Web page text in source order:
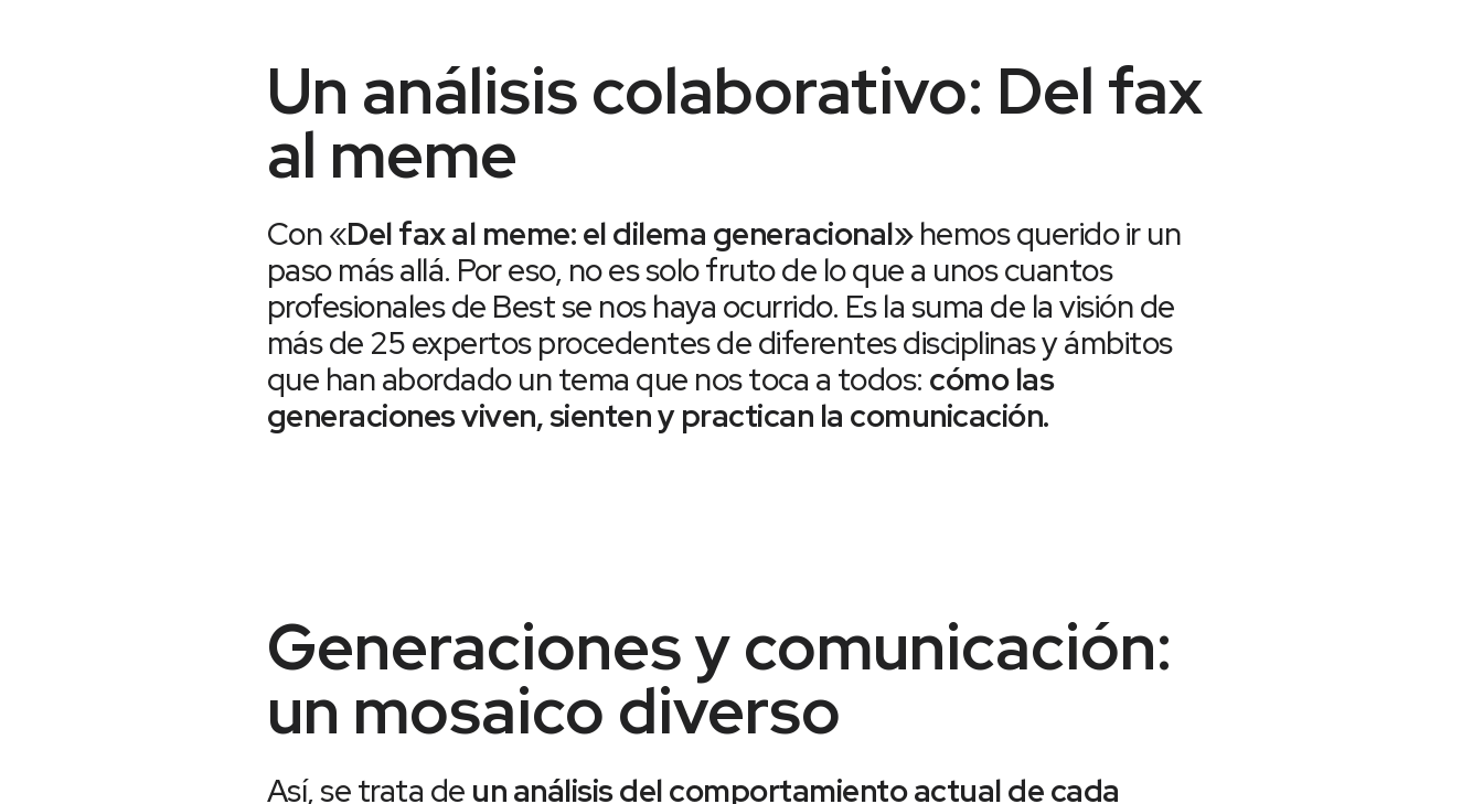
Un análisis colaborativo: Del fax
al meme
Con «Del fax al meme: el dilema generacional»hemos querido ir un
paso más allá. Por eso, no es solo fruto de lo que a unos cuantos
profesionales de Best se nos haya ocurrido. Es la suma de la visión de
más de 25 expertos procedentes de diferentes disciplinas y ámbitos
que han abordado un tema que nos toca a todos: cómo las
generaciones viven, sienten y practican la comunicación.
Generaciones y comunicación:
un mosaico diverso
Así, se trata de un análisis del comportamiento actual de cada